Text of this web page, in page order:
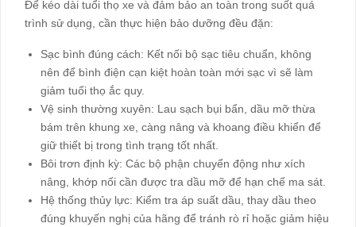
Để kéo dài tuổi thọ xe và đảm bảo an toàn trong suốt quá
trình sử dụng, cần thực hiện bảo dưỡng đều đặn:
Sạc bình đúng cách: Kết nối bộ sạc tiêu chuẩn, không
nên để bình điện cạn kiệt hoàn toàn mới sạc vì sẽ làm
giảm tuổi thọ ắc quy.
Vệ sinh thường xuyên: Lau sạch bụi bẩn, dầu mỡ thừa
bám trên khung xe, càng nâng và khoang điều khiển để
giữ thiết bị trong tình trạng tốt nhất.
Bôi trơn định kỳ: Các bộ phận chuyển động như xích
nâng, khớp nối cần được tra dầu mỡ để hạn chế ma sát.
Hệ thống thủy lực: Kiểm tra áp suất dầu, thay dầu theo
đúng khuyến nghị của hãng để tránh rò rỉ hoặc giảm hiệu